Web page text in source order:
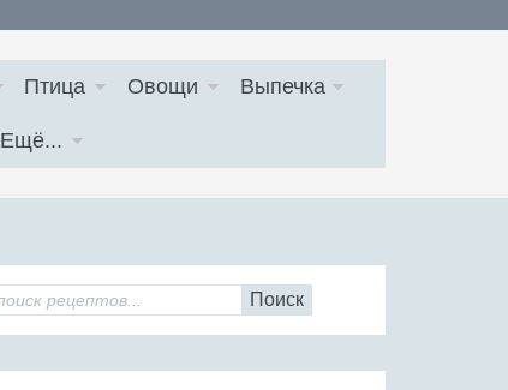
Птица Овощи Выпечка
Ещё...
Поиск